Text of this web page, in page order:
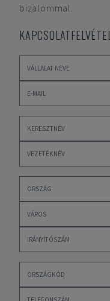
bizalommal.
KAPCSOLATFELVÉTEL